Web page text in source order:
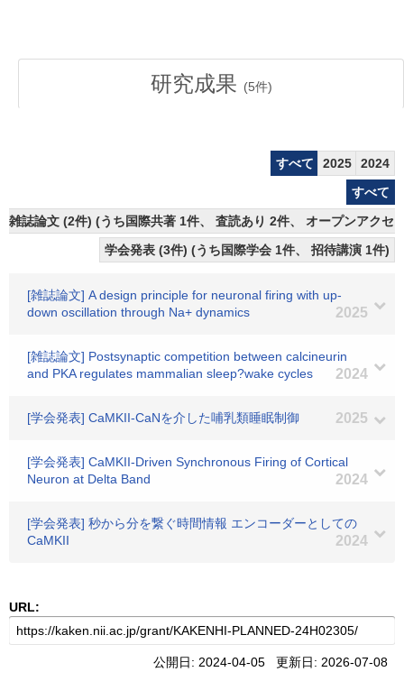
研究成果 (5件)
すべて 2025
2024
すべて
雑誌論文 (2件) (うち国際共著 1件、 査読あり 2件、 オープンアクセ
学会発表 (3件) (うち国際学会 1件、 招待講演 1件)
[雑誌論文] A design principle for neuronal firing with up-
down oscillation through Na+ dynamics
2025
[雑誌論文] Postsynaptic competition between calcineurin
and PKA regulates mammalian sleep?wake cycles
2024
[学会発表] CaMKII-CaNを介した哺乳類睡眠制御 2025
[学会発表] CaMKII-Driven Synchronous Firing of Cortical
Neuron at Delta Band
2024
[学会発表] 秒から分を繋ぐ時間情報 エンコーダーとしての
CaMKII
2024
URL:
公開日: 2024-04-05 更新日: 2026-07-08